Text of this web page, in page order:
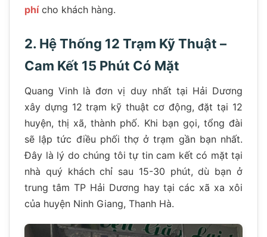
phícho khách hàng.
2. Hệ Thống 12 Trạm Kỹ Thuật –
Cam Kết 15 Phút Có Mặt
Quang Vinh là đơn vị duy nhất tại Hải Dương
xây dựng 12 trạm kỹ thuật cơ động, đặt tại 12
huyện, thị xã, thành phố. Khi bạn gọi, tổng đài
sẽ lập tức điều phối thợ ở trạm gần bạn nhất.
Đây là lý do chúng tôi tự tin cam kết có mặt tại
nhà quý khách chỉ sau 15-30 phút, dù bạn ở
trung tâm TP Hải Dương hay tại các xã xa xôi
của huyện Ninh Giang, Thanh Hà.